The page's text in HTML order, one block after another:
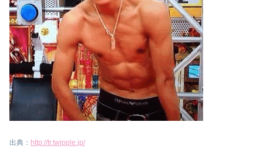
出典： http://tr.twipple.jp/